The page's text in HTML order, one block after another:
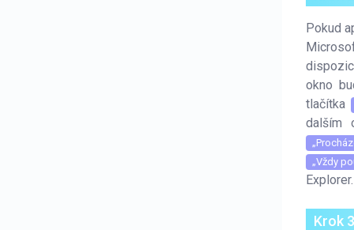
Pokud
okno
tlačítka
dalším
„Vždy
Explorer.
Krok